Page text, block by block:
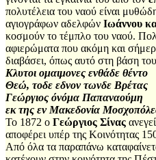
πολυτέλεια του ναού είναι
αγιογράφων αδελφών Ιωάννου
κοσμούν το τέμπλο του ναού.
αφιερώματα που ακόμη και
διαβάσει, όπως αυτό στη βάση
Κλυτοι ομαιμονες ενθάδε θέντο
Θεώ, τοδε εδνον τωνδε Βρέτας
Γεώργιος όνόμα Παπαναούμη
εκ της εν Μακεδονία
Το 1872 ο Γεώργιος Σίνας
αποφέρει υπέρ της Κοινότητας
Από όλα τα παραπάνω